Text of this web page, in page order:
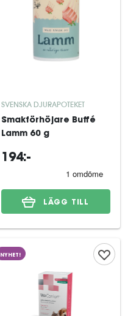
SVENSKA DJURAPOTEKET
Smakförhöjare Buffé
Lamm 60 g
194:-
LÄGG TILL
NYHET!